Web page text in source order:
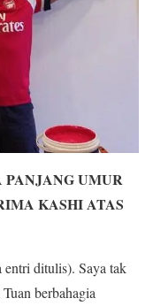
UMUR
KASHI ATAS
entri ditulis). Saya tak
berbahagia